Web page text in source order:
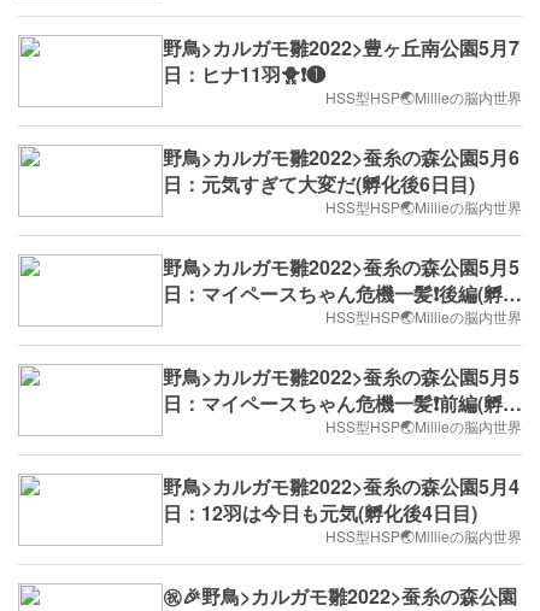
野鳥>カルガモ雛2022>豊ヶ丘南公園5月7
日：ヒナ11羽🐥❗️❶
HSS型HSP🌏Millieの脳内世界
野鳥>カルガモ雛2022>蚕糸の森公園5月6
日：元気すぎて大変だ(孵化後6日目)
HSS型HSP🌏Millieの脳内世界
野鳥>カルガモ雛2022>蚕糸の森公園5月5
日：マイペースちゃん危機一髪❗️後編(孵化
HSS型HSP🌏Millieの脳内世界
野鳥>カルガモ雛2022>蚕糸の森公園5月5
日：マイペースちゃん危機一髪❗️前編(孵化
HSS型HSP🌏Millieの脳内世界
野鳥>カルガモ雛2022>蚕糸の森公園5月4
日：12羽は今日も元気(孵化後4日目)
HSS型HSP🌏Millieの脳内世界
㊗️🎉野鳥>カルガモ雛2022>蚕糸の森公園